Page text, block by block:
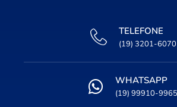
TELEFONE
(19) 3201-6070
WHATSAPP
(19) 99910-9965